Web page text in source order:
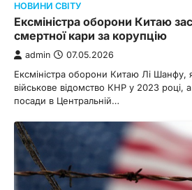
НОВИНИ СВІТУ
Ексміністра оборони Китаю
смертної кари за корупцію
admin 07.05.2026
Ексміністра оборони Китаю Лі Шанфу,
військове відомство КНР у 2023 році,
посади в Центральній…